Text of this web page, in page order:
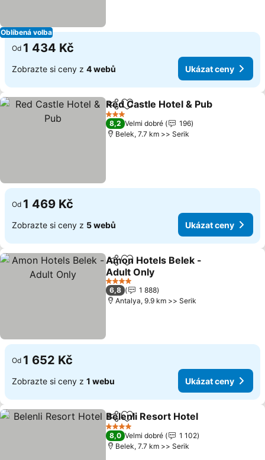
Oblíbená volba
Od 1 434 Kč
Zobrazte si ceny z 4 webů Ukázat ceny
SdíletPřidat na seznam oblíbených
Red Castle Hotel & Pub
3 Počet hvězdiček
8,2 Velmi dobré
196
Belek, 7.7 km >> Serik
Od 1 469 Kč
Zobrazte si ceny z 5 webů Ukázat ceny
SdíletPřidat na seznam oblíbených
Amon Hotels Belek -
Adult Only
Ukázat ceny
4 Počet hvězdiček
6,8
1 888
Antalya, 9.9 km >> Serik
Od 1 652 Kč
Zobrazte si ceny z 1 webu Ukázat ceny
SdíletPřidat na seznam oblíbených
Belenli Resort Hotel
4 Počet hvězdiček
8,0 Velmi dobré
1 102
Belek, 7.7 km >> Serik